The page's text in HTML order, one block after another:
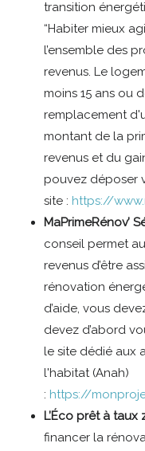
transition
“Habiter mieux
l’ensemble des
revenus. Le
moins 15 ans ou
remplacement
montant de la
revenus et du
pouvez déposer
site : https://
MaPrimeRénov’
conseil permet
revenus d’être
rénovation
d’aide, vous
devez d’abord
le site dédié aux
l'habitat (Anah)
: https://
L’Éco prêt à taux
financer la